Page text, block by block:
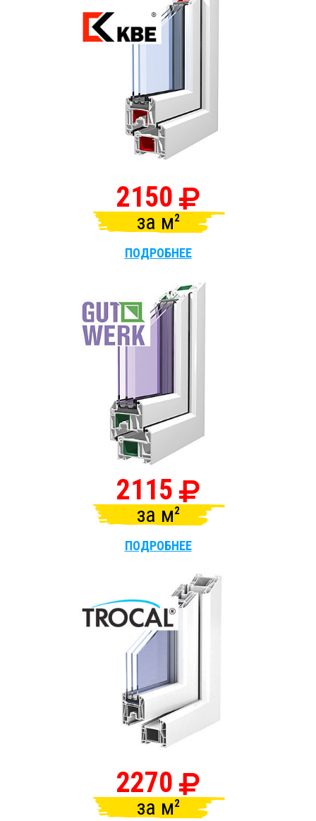
2150
за м
ПОДРОБНЕЕ
2115
за м
ПОДРОБНЕЕ
2270
за м